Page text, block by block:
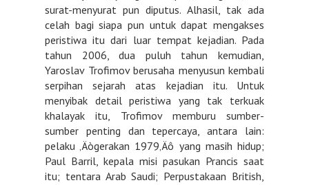
surat-menyurat pun diputus. Alhasil, tak ada
celah bagi siapa pun untuk dapat mengakses
peristiwa itu dari luar tempat kejadian. Pada
tahun 2006, dua puluh tahun kemudian,
Yaroslav Trofimov berusaha menyusun kembali
serpihan sejarah atas kejadian itu. Untuk
menyibak detail peristiwa yang tak terkuak
khalayak itu, Trofimov memburu sumber-
sumber penting dan tepercaya, antara lain:
pelaku ‚Äògerakan 1979‚Äô yang masih hidup;
Paul Barril, kepala misi pasukan Prancis saat
itu; tentara Arab Saudi; Perpustakaan British,